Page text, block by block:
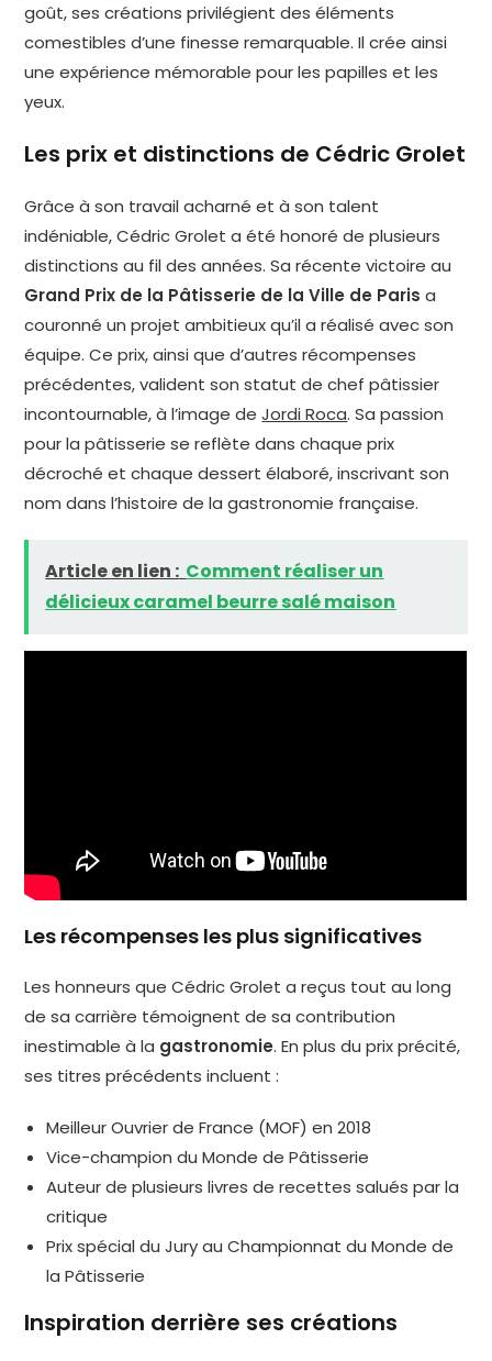
goût, ses créations privilégient des éléments
comestibles d’une finesse remarquable. Il crée ainsi
une expérience mémorable pour les papilles et les
yeux.
Les prix et distinctions de Cédric Grolet
Grâce à son travail acharné et à son talent
indéniable, Cédric Grolet a été honoré de plusieurs
distinctions au fil des années. Sa récente victoire au
Grand Prix de la Pâtisserie de la Ville de Paris a
couronné un projet ambitieux qu’il a réalisé avec son
équipe. Ce prix, ainsi que d’autres récompenses
précédentes, valident son statut de chef pâtissier
incontournable, à l’image deJordi Roca. Sa passion
pour la pâtisserie se reflète dans chaque prix
décroché et chaque dessert élaboré, inscrivant son
nom dans l’histoire de la gastronomie française.
Article en lien : Comment réaliser un
délicieux caramel beurre salé maison
Les récompenses les plus significatives
Les honneurs que Cédric Grolet a reçus tout au long
de sa carrière témoignent de sa contribution
inestimable à la gastronomie. En plus du prix précité,
ses titres précédents incluent :
Meilleur Ouvrier de France (MOF) en 2018
Vice-champion du Monde de Pâtisserie
Auteur de plusieurs livres de recettes salués par la
critique
Prix spécial du Jury au Championnat du Monde de
la Pâtisserie
Inspiration derrière ses créations